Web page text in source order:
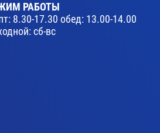
РАБОТЫ
8.30-17.30 обед: 13.00-14.00
сб-вс